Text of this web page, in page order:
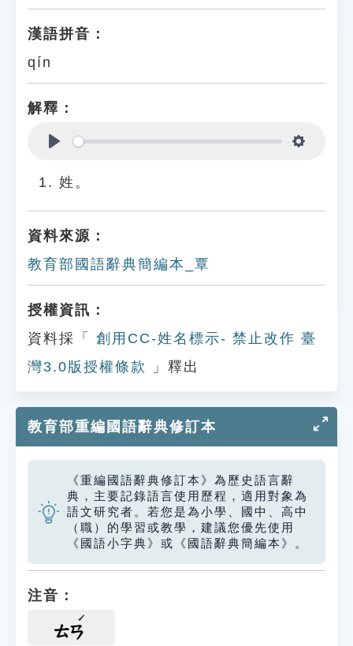
漢語拼音：
qín
解釋：
姓。
資料來源：
教育部國語辭典簡編本_覃
授權資訊：
資料採「
創用CC-姓名標示- 禁止改作 臺
灣3.0版授權條款
」釋出
教育部重編國語辭典修訂本
《重編國語辭典修訂本》為歷史語言辭
典，主要記錄語言使用歷程，適用對象為
語文研究者。若您是為小學、國中、高中
（職）的學習或教學，建議您優先使用
《國語小字典》或《國語辭典簡編本》。
注音：
ㄊㄢ